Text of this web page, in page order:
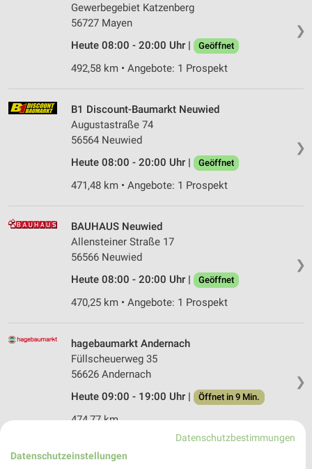
❯
Gewerbegebiet Katzenberg
56727 Mayen
Heute 08:00 - 20:00 Uhr |
Geöffnet
492,58 km • Angebote: 1 Prospekt
❯
B1 Discount-Baumarkt Neuwied
Augustastraße 74
56564 Neuwied
Heute 08:00 - 20:00 Uhr |
Geöffnet
471,48 km • Angebote: 1 Prospekt
❯
BAUHAUS Neuwied
Allensteiner Straße 17
56566 Neuwied
Heute 08:00 - 20:00 Uhr |
Geöffnet
470,25 km • Angebote: 1 Prospekt
❯
hagebaumarkt Andernach
Füllscheuerweg 35
56626 Andernach
Heute 09:00 - 19:00 Uhr |
Öffnet in 9 Min.
474,77 km
Globus Baumarkt Zell
Datenschutzbestimmungen
Datenschutzeinstellungen